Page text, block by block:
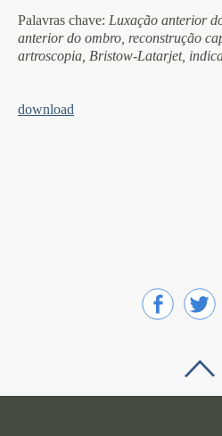
Palavras chave: Luxação anterior
anterior do ombro, reconstrução
artroscopia, Bristow-Latarjet,
download